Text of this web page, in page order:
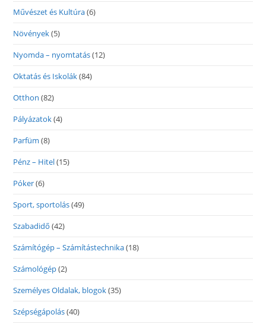
Művészet és Kultúra(6)
Növények(5)
Nyomda – nyomtatás(12)
Oktatás és Iskolák(84)
Otthon (82)
Pályázatok(4)
Parfüm (8)
Pénz – Hitel(15)
Póker(6)
Sport, sportolás(49)
Szabadidő (42)
Számítógép – Számítástechnika(18)
Számológép(2)
Személyes Oldalak, blogok(35)
Szépségápolás(40)